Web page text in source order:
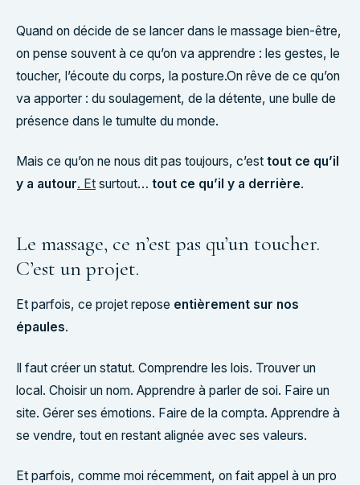
Quand on décide de se lancer dans le massage bien-être,
on pense souvent à ce qu’on va apprendre : les gestes, le
toucher, l’écoute du corps, la posture.On rêve de ce qu’on
va apporter : du soulagement, de la détente, une bulle de
présence dans le tumulte du monde.
Mais ce qu’on ne nous dit pas toujours, c’est tout ce qu’il
y a autour. Et surtout… tout ce qu’il y a derrière.
Le massage, ce n’est pas qu’un toucher.
C’est un projet.
Et parfois, ce projet repose entièrement sur nos
épaules.
Il faut créer un statut. Comprendre les lois. Trouver un
local. Choisir un nom. Apprendre à parler de soi. Faire un
site. Gérer ses émotions. Faire de la compta. Apprendre à
se vendre, tout en restant alignée avec ses valeurs.
Et parfois, comme moi récemment, on fait appel à un pro